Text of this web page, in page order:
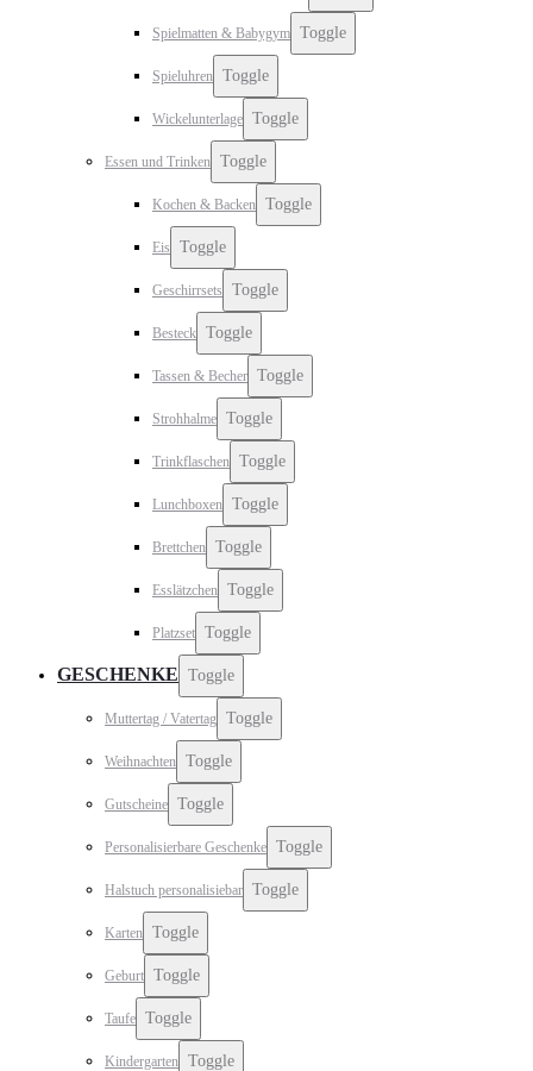
Spielmatten & Babygym Toggle
Spieluhren Toggle
Wickelunterlage Toggle
Essen und Trinken Toggle
Kochen & Backen Toggle
Eis Toggle
Geschirrsets Toggle
Besteck Toggle
Tassen & Becher Toggle
Strohhalme Toggle
Trinkflaschen Toggle
Lunchboxen Toggle
Brettchen Toggle
Esslätzchen Toggle
Platzset Toggle
GESCHENKE Toggle
Muttertag / Vatertag Toggle
Weihnachten Toggle
Gutscheine Toggle
Personalisierbare Geschenke Toggle
Halstuch personalisiebar Toggle
Karten Toggle
Geburt Toggle
Taufe Toggle
Kindergarten Toggle